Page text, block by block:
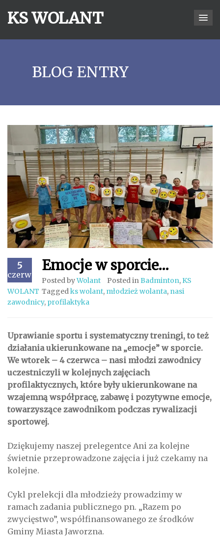
KS WOLANT
BLOG ENTRY
5
czerwiec
Emocje w sporcie…
Posted byWolant Posted inBadminton, KS
WOLANT Taggedks wolant, młodzież wolanta, nasi
zawodnicy, profilaktyka
Uprawianie sportu i systematyczny treningi, to też
działania ukierunkowane na „emocje” w sporcie.
We wtorek – 4 czerwca – nasi młodzi zawodnicy
uczestniczyli w kolejnych zajęciach
profilaktycznych, które były ukierunkowane na
wzajemną współpracę, zabawę i pozytywne emocje,
towarzyszące zawodnikom podczas rywalizacji
sportowej.
Dziękujemy naszej prelegentce Ani za kolejne
świetnie przeprowadzone zajęcia i już czekamy na
kolejne.
Cykl prelekcji dla młodzieży prowadzimy w
ramach zadania publicznego pn. „Razem po
zwycięstwo”, współfinansowanego ze środków
Gminy Miasta Jaworzna.